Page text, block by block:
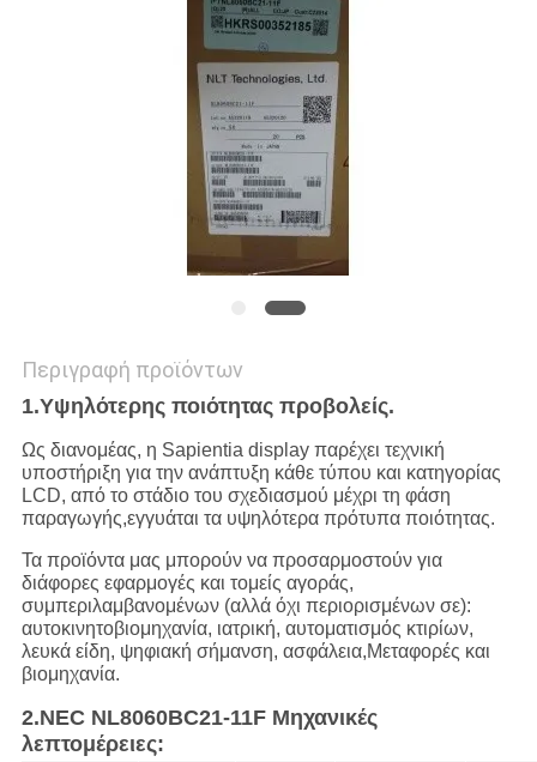
Περιγραφή προϊόντων
1.Υψηλότερης ποιότητας προβολείς.
Ως διανομέας, η Sapientia display παρέχει τεχνική
υποστήριξη για την ανάπτυξη κάθε τύπου και κατηγορίας
LCD, από το στάδιο του σχεδιασμού μέχρι τη φάση
παραγωγής,εγγυάται τα υψηλότερα πρότυπα ποιότητας.
Τα προϊόντα μας μπορούν να προσαρμοστούν για
διάφορες εφαρμογές και τομείς αγοράς,
συμπεριλαμβανομένων (αλλά όχι περιορισμένων σε):
αυτοκινητοβιομηχανία, ιατρική, αυτοματισμός κτιρίων,
λευκά είδη, ψηφιακή σήμανση, ασφάλεια,Μεταφορές και
βιομηχανία.
2.NEC NL8060BC21-11F Μηχανικές
λεπτομέρειες: